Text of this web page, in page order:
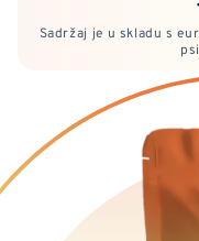
Sadržaj je u skladu s